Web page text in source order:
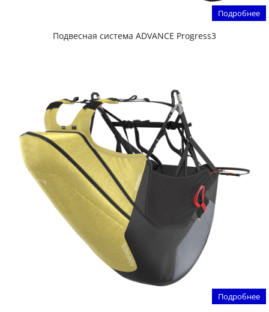
Подробнее
Подвесная система ADVANCE Progress3
Подробнее